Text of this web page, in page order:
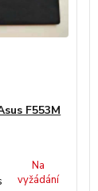
F553M
Na
vyžádání